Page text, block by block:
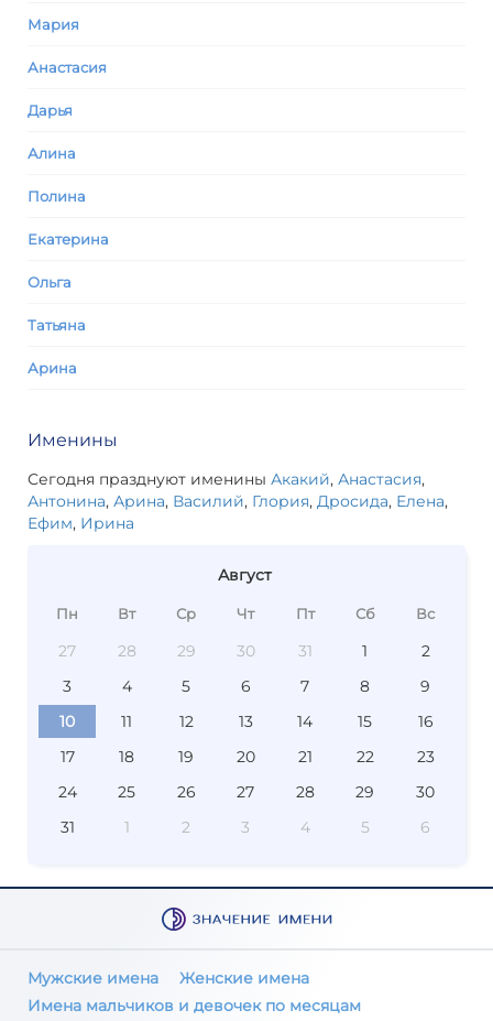
Мария
Анастасия
Дарья
Алина
Полина
Екатерина
Ольга
Татьяна
Арина
Именины
Сегодня празднуют именины Акакий, Анастасия,
Антонина, Арина, Василий, Глория, Дросида, Елена,
Ефим, Ирина
Август
Пн Вт Ср Чт Пт Сб Вс
27 28 29 30 31 1
2
3
4 5 6 7 8
9
10
11 12 13 14 15
16
17
18 19 20 21 22
23
24
25 26 27 28 29
30
31
1 2 3 4 5 6
Мужские имена
Женские имена
Имена мальчиков и девочек по месяцам